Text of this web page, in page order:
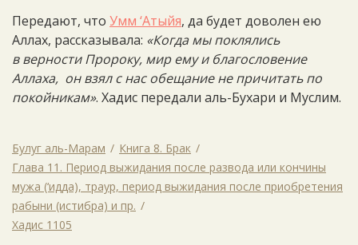
Передают, что Умм ‘Атыйя, да будет доволен ею
Аллах, рассказывала: «Когда мы поклялись
в верности Пророку, мир ему и благословение
Аллаха, он взял с нас обещание не причитать по
покойникам». Хадис передали аль-Бухари и Муслим.
Булуг аль-Марам
Книга 8. Брак
Глава 11. Период выжидания после развода или кончины
мужа (‘идда), траур, период выжидания после приобретения
рабыни (истибра) и пр.
Хадис 1105